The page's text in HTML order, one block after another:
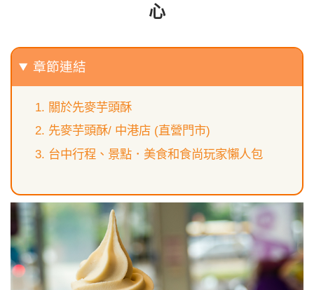
心
章節連結
關於先麥芋頭酥
先麥芋頭酥/ 中港店 (直營門市)
台中行程、景點．美食和食尚玩家懶人包